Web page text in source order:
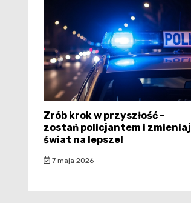
Zrób krok w przyszłość –
zostań policjantem i zmieniaj
świat na lepsze!
7 maja 2026